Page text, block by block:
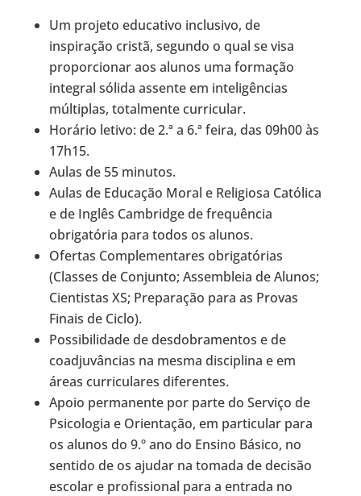
Um projeto educativo inclusivo, de
inspiração cristã, segundo o qual se visa
proporcionar aos alunos uma formação
integral sólida assente em inteligências
múltiplas, totalmente curricular.
Horário letivo: de 2.ª a 6.ª feira, das 09h00 às
17h15.
Aulas de 55 minutos.
Aulas de Educação Moral e Religiosa Católica
e de Inglês Cambridge de frequência
obrigatória para todos os alunos.
Ofertas Complementares obrigatórias
(Classes de Conjunto; Assembleia de Alunos;
Cientistas XS; Preparação para as Provas
Finais de Ciclo).
Possibilidade de desdobramentos e de
coadjuvâncias na mesma disciplina e em
áreas curriculares diferentes.
Apoio permanente por parte do Serviço de
Psicologia e Orientação, em particular para
os alunos do 9.º ano do Ensino Básico, no
sentido de os ajudar na tomada de decisão
escolar e profissional para a entrada no